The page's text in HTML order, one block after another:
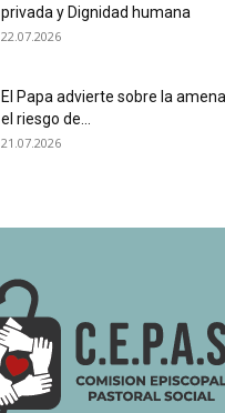
privada y Dignidad humana
22.07.2026
El Papa advierte sobre la
el riesgo de...
21.07.2026